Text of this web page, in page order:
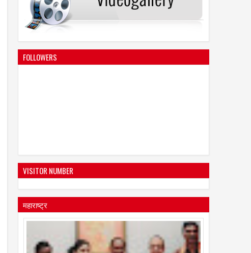
FOLLOWERS
VISITOR NUMBER
महाराष्ट्र